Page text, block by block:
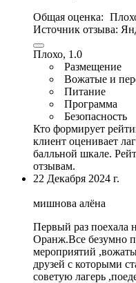
Общая оценка:
Источник отзыва:
Плохо, 1.0
Размещение
Вожатые и
Питание
Программа
Безопасность
Кто формирует
клиент оценивает
балльной шкале.
отзывам.
22 Декабря 2024 г.
мишнова алёна
Первый раз поехала
Оранж.Все безумно
мероприятий ,
друзей с которыми
советую лагерь